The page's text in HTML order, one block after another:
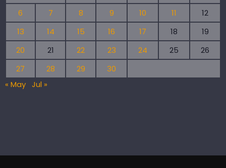
6
7 8 9 10 11
12
13
14 15 16 17 18
19
20
21 22 23 24 25
26
27
28 29
30
« May Jul »